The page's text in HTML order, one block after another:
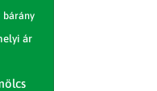
bárány
ár